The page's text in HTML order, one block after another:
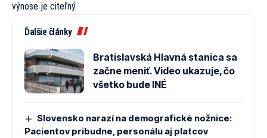
výnose je citeľný.
Ďalšie články
Bratislavská Hlavná stanica sa
začne meniť. Video ukazuje, čo
všetko bude INÉ
Slovensko narazí na demografické nožnice:
Pacientov pribudne, personálu aj platcov